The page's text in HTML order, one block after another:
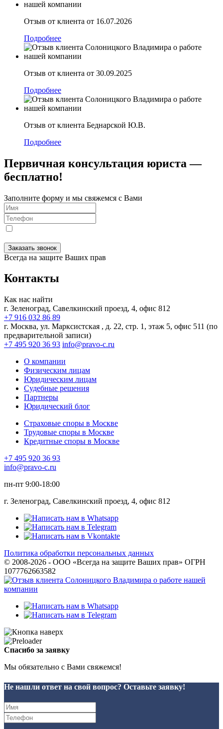
Отзыв от клиента от 16.07.2026
Подробнее
Отзыв от клиента от 30.09.2025
Подробнее
Отзыв от клиента Беднарской Ю.В.
Подробнее
Первичная консультация юриста —
бесплатно!
Заполните форму и мы свяжемся с Вами
Заказать звонок
Всегда на защите Ваших прав
Контакты
Как нас найти
г. Зеленоград, Савелкинский проезд, 4, офис 812
+7 916 032 86 89
г. Москва, ул. Марксистская , д. 22, стр. 1, этаж 5, офис 511 (по
предварительной записи)
+7 495 920 36 93 info@pravo-c.ru
О компании
Физическим лицам
Юридическим лицам
Судебные решения
Партнеры
Юридический блог
Страховые споры в Москве
Трудовые споры в Москве
Кредитные споры в Москве
+7 495 920 36 93
info@pravo-c.ru
пн-пт 9:00-18:00
г. Зеленоград, Савелкинский проезд, 4, офис 812
Политика обработки персональных данных
© 2008-2026 - ООО «Всегда на защите Ваших прав» ОГРН
1077762663582
Спасибо за заявку
Мы обязательно с Вами свяжемся!
Не нашли ответ на свой вопрос? Оставьте заявку!